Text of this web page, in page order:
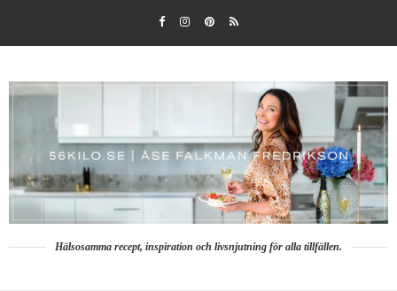
Hälsosamma recept, inspiration och livsnjutning för alla tillfällen.